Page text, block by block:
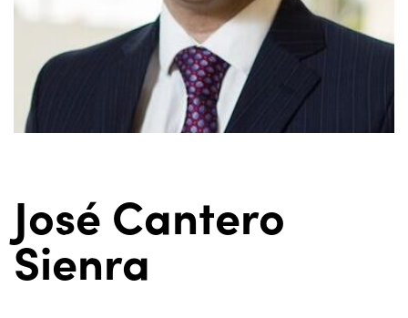
José Cantero
Sienra